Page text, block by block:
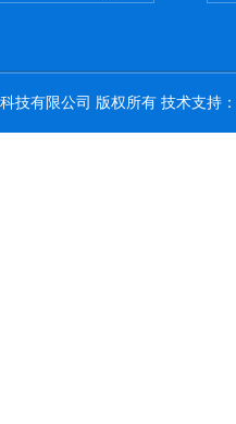
技有限公司 版权所有 技术支持：